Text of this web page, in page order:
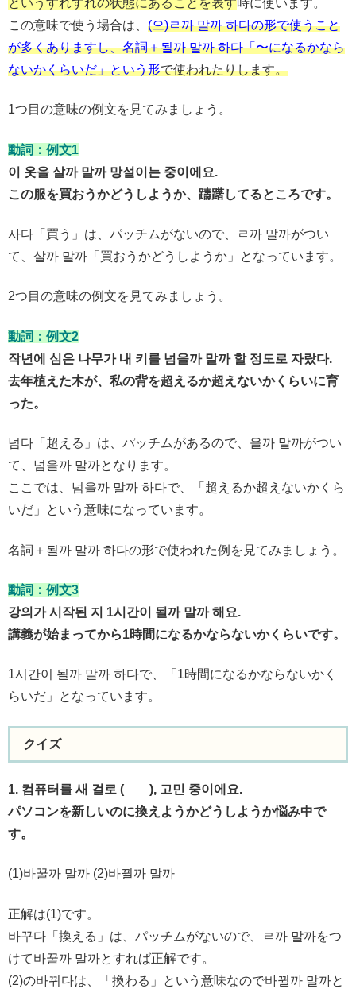
この意味で使う場合は、 (으)ㄹ까 말까 하다の形で使うこと
が多くありますし、名詞＋될까 말까 하다「〜になるかなら
ないかくらいだ」という形で使われたりします。
1つ目の意味の例文を見てみましょう。
動詞：例文1
이 옷을 살까 말까 망설이는 중이에요.
この服を買おうかどうしようか、躊躇してるところです。
사다「買う」は、パッチムがないので、ㄹ까 말까がつい
て、살까 말까「買おうかどうしようか」となっています。
2つ目の意味の例文を見てみましょう。
動詞：例文2
작년에 심은 나무가 내 키를 넘을까 말까 할 정도로 자랐다.
去年植えた木が、私の背を超えるか超えないかくらいに育
った。
넘다「超える」は、パッチムがあるので、을까 말까がつい
て、넘을까 말까となります。
ここでは、넘을까 말까 하다で、「超えるか超えないかくら
いだ」という意味になっています。
名詞＋될까 말까 하다の形で使われた例を見てみましょう。
動詞：例文3
강의가 시작된 지 1시간이 될까 말까 해요.
講義が始まってから1時間になるかならないかくらいです。
1시간이 될까 말까 하다で、「1時間になるかならないかく
らいだ」となっています。
クイズ
1. 컴퓨터를 새 걸로 ( ), 고민 중이에요.
パソコンを新しいのに換えようかどうしようか悩み中で
す。
(1)바꿀까 말까 (2)바뀔까 말까
正解は(1)です。
바꾸다「換える」は、パッチムがないので、ㄹ까 말까をつ
けて바꿀까 말까とすれば正解です。
(2)の바뀌다は、「換わる」という意味なので바뀔까 말까と